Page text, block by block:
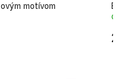
motívom